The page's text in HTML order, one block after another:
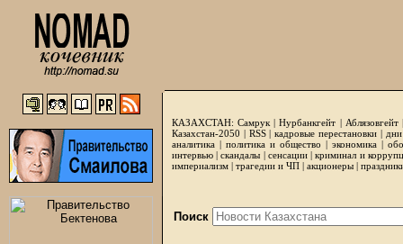
КАЗАХСТАН: Самрук |Нурбанкгейт | Аблязовгейт
Казахстан-2050 | RSS|кадровые перестановки|
аналитика | политика и общество | экономика |
интервью |скандалы | сенсации|криминал и
империализм | трагедии и ЧП | акционеры |
Поиск